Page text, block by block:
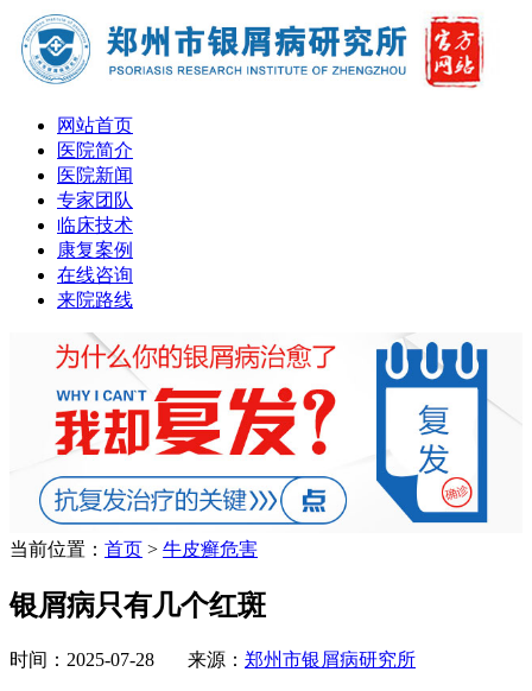
网站首页
医院简介
医院新闻
专家团队
临床技术
康复案例
在线咨询
来院路线
当前位置： 首页 > 牛皮癣危害
银屑病只有几个红斑
时间：2025-07-28 来源： 郑州市银屑病研究所